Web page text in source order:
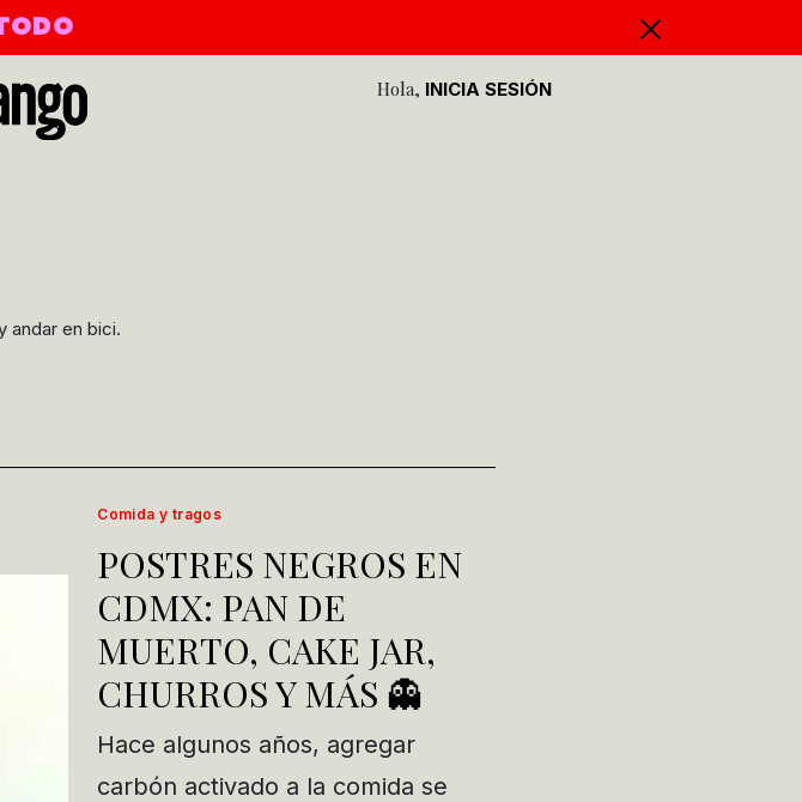
Hola, INICIA SESIÓN
andar en bici.
Comida y tragos
POSTRES NEGROS EN
CDMX: PAN DE
MUERTO, CAKE JAR,
CHURROS Y MÁS 👻
Hace algunos años, agregar
carbón activado a la comida se